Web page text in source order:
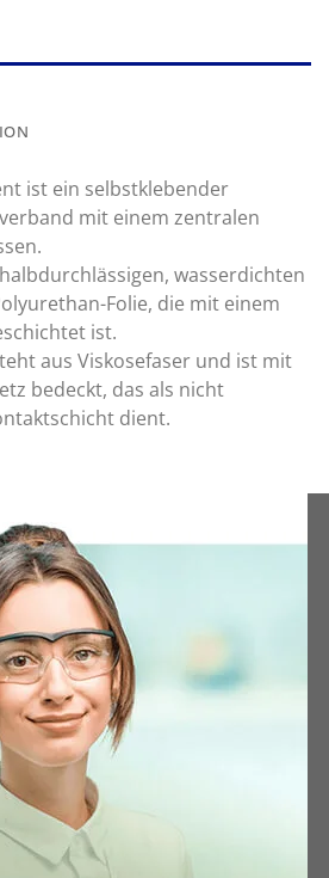
ist ein selbstklebender
mit einem zentralen
wasserdichten
Folie, die mit einem
ist.
aus Viskosefaser und ist mit
bedeckt, das als nicht
dient.